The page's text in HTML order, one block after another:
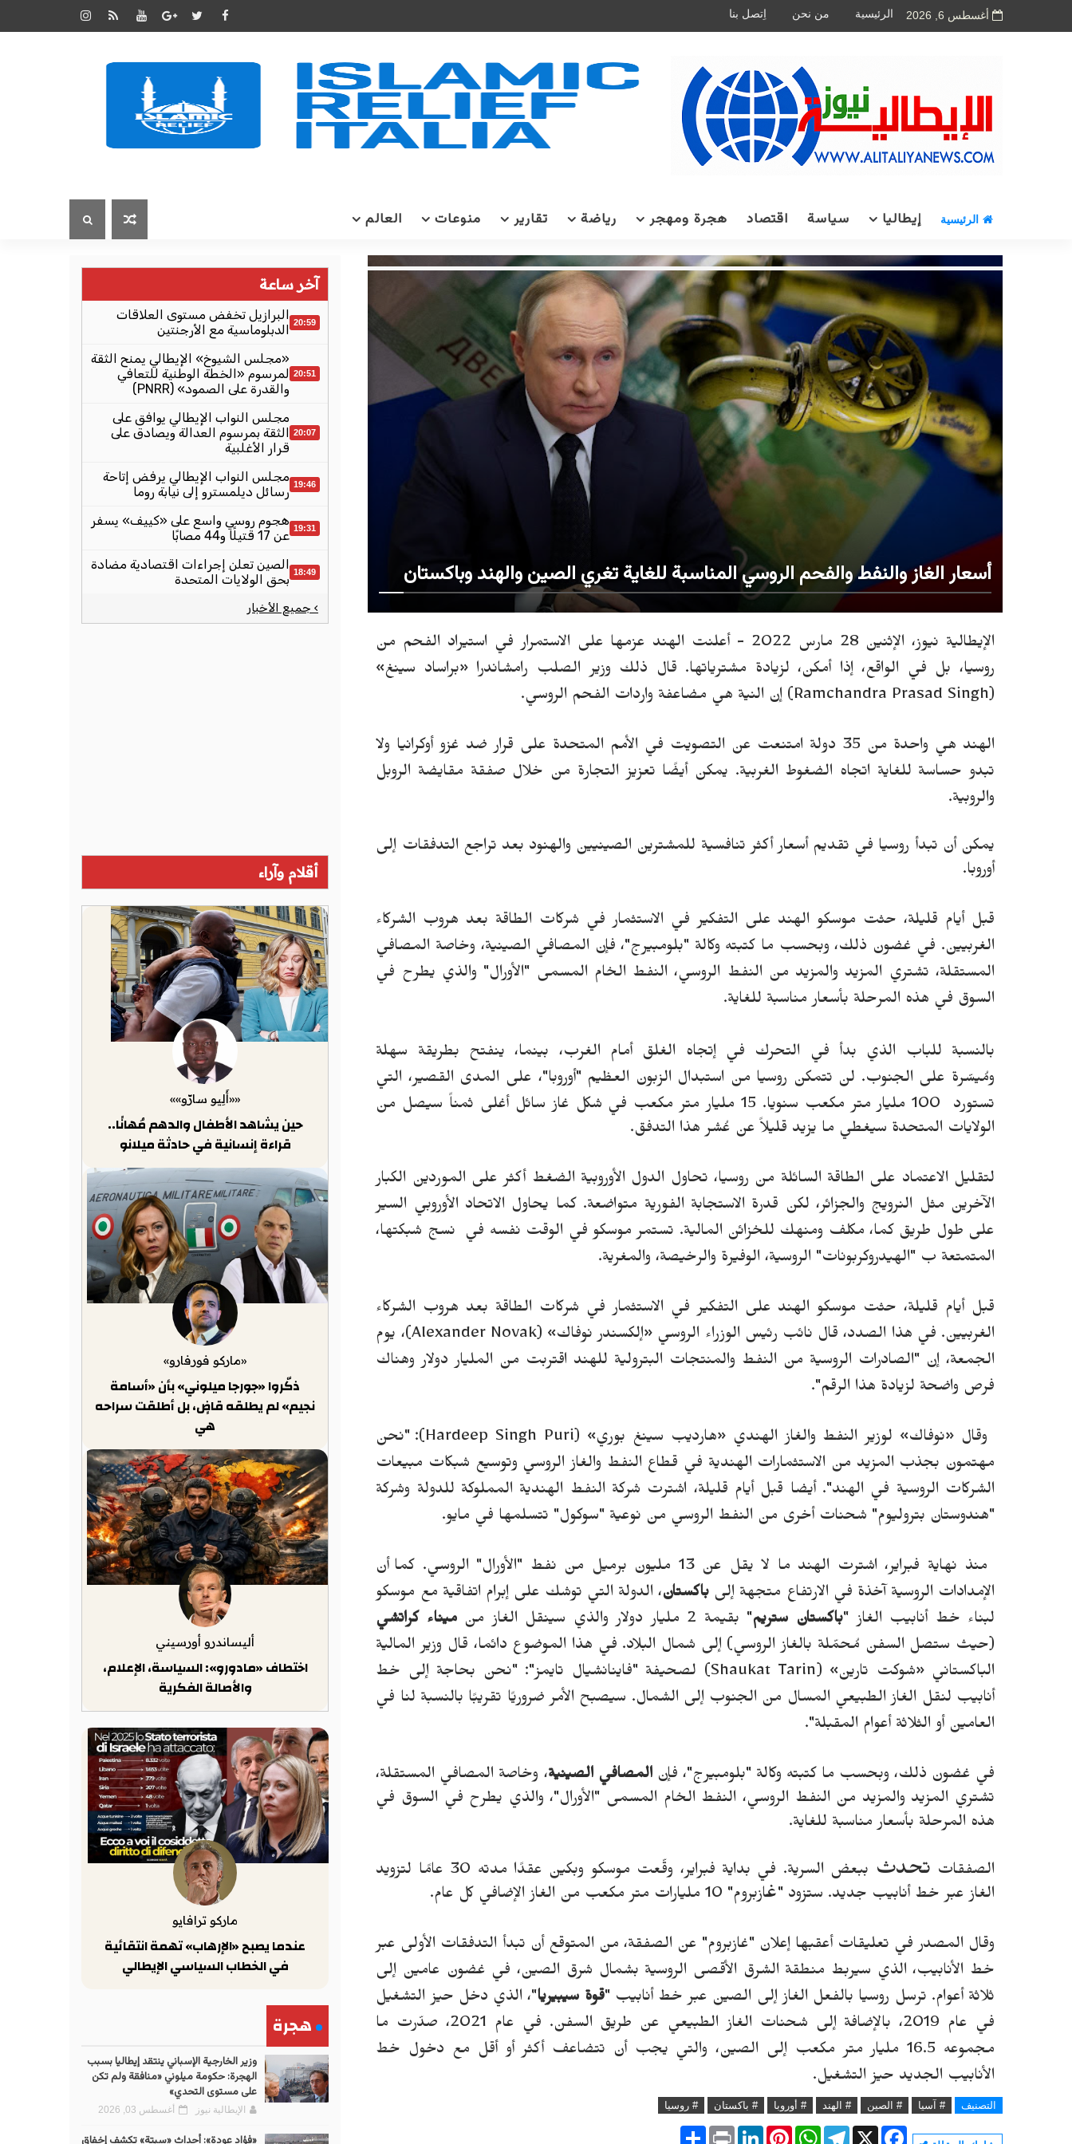
أغسطس 6, 2026 الرئيسية من نحن اِتصل بنا
الرئيسية إيطاليا سياسة اقتصاد هجرة ومهجر رياضة تقارير منوعات العالم
أسعار الغاز والنفط والفحم الروسي المناسبة للغاية تغري الصين والهند وباكستان
الإيطالية نيوز، الإثنين 28 مارس 2022 -
أعلنت الهند عزمها على الاستمرار في استيراد الفحم من
روسيا، بل في الواقع، إذا أمكن، لزيادة مشترياتها. قال ذلك وزير الصلب رامشاندرا«براساد سينغ»
(
Ramchandra Prasad Singh
) إن النية هي مضاعفة واردات الفحم الروسي.
الهند هي واحدة من 35 دولة امتنعت عن التصويت في الأمم المتحدة على قرار ضد غزو أوكرانيا ولا
تبدو حساسة للغاية اتجاه الضغوط الغربية. يمكن أيضًا تعزيز التجارة من خلال صفقة مقايضة الروبل
والروبية.
يمكن أن تبدأ روسيا في تقديم أسعار أكثر تنافسية للمشترين الصينيين والهنود بعد تراجع التدفقات إلى
أوروبا.
قبل أيام قليلة، حثت موسكو الهند على التفكير في الاستثمار في شركات الطاقة بعد هروب الشركاء
الغربيين. في غضون ذلك، وبحسب ما كتبته وكالة "بلومبيرج"، فإن المصافي الصينية، وخاصة المصافي
المستقلة، تشتري المزيد والمزيد من النفط الروسي، النفط الخام المسمى "الأورال" والذي يطرح في
السوق في هذه المرحلة بأسعار مناسبة للغاية.
بالنسبة للباب الذي بدأ في التحرك في إتجاه الغلق أمام الغرب، بينما،ينفتح بطريقة سهلة
ومُيسّرة على الجنوب. لن تتمكن روسيا من استبدال الزبون العظيم "أوروبا"، على المدى القصير، التي
تستورد 100 مليار متر مكعب سنويا.
15 مليار متر مكعب في شكل غاز سائل أغلى ثمناً سيصل من
الولايات المتحدة سيغطي ما يزيد قليلاً عن عُشر هذا التدفق.
لتقليل الاعتماد على الطاقة السائلة من روسيا، تحاول الدول الأوروبية الضغط أكثر على الموردين الكبار
الآخرين مثل النرويج والجزائر، لكن قدرة الاستجابة الفورية متواضعة. كما يحاول الاتحاد الأوروبي السير
على طول طريق كما، مكلف ومنهك للخزائن المالية. تستمر موسكو في الوقت نفسه في نسج شبكتها،
المتمتعة ب "الهيدروكربونات" الروسية، الوفيرة والرخيصة، والمغرية.
قبل أيام قليلة، حثت موسكو الهند على التفكير في الاستثمار في شركات الطاقة بعد هروب الشركاء
الغربيين. في هذا الصدد، قال نائب رئيس الوزراء الروسي «إلكسندرنوفاك»
(
Alexander Novak
)، يوم
الجمعة، إن "الصادرات الروسية من النفط والمنتجات البترولية للهند اقتربت من المليار دولار وهناك
فرص واضحة لزيادة هذا الرقم".
وقال «نوفاك» لوزير النفط والغاز الهندي«هارديب سينغ بوري»
(
Hardeep Singh Puri): "نحن
مهتمون بجذب المزيد من الاستثمارات الهندية في قطاع النفط والغاز الروسي وتوسيع شبكات مبيعات
الشركات الروسية في الهند".أيضا قبل أيام قليلة، اشترت شركة النفط الهندية المملوكة للدولة وشركة
"هندوستان بتروليوم" شحنات أخرى من النفط الروسي من نوعية "سوكول" تتسلمها في مايو.
منذ نهاية فبراير، اشترت الهند ما لا يقل عن 13 مليون برميل من نفط "الأورال" الروسي.
كما أن
الإمدادات الروسية آخذة في الارتفاع متجهة إلى باكستان، الدولة التي توشك على إبرام اتفاقية مع موسكو
لبناء خط أنابيب الغاز "باكستان ستريم" بقيمة 2 مليار دولار والذي سينقل الغاز من
ميناء كراتشي
(حيث ستصل السفن مُحمّلة بالغاز الروسي) إلى شمال البلاد. في هذا الموضوع دائما، قال وزير المالية
الباكستاني«شوكت تارين» (Shaukat Tarin) لصحيفة "فاينانشيال تايمز": "نحن بحاجة إلى خط
أنابيب لنقل الغاز الطبيعي المسال من الجنوب إلى الشمال. سيصبح الأمر ضروريًا تقريبًا بالنسبة لنا في
العامين أو الثلاثة أعوام المقبلة".
في غضون ذلك، وبحسب ما كتبته وكالة "بلومبيرج"، فإنالمصافي الصينية، وخاصة المصافي المستقلة،
تشتري المزيد والمزيد من النفط الروسي، النفط الخام المسمى "الأورال"، والذي يطرح في السوق في
هذه المرحلة بأسعار مناسبة للغاية.
الصفقات تحدث ببعض السرية. في بداية فبراير، وق
عت موسكو وبكين عقدًا مدته 30 عامًا لتزويد
الغاز عبر خط أنابيب جديد. ستزود "غازبروم" 10 مليارات متر مكعب من الغاز الإضافي كل عام.
وقال المصدر في تعليقات أعقبها إعلان "غازبروم" عن الصفقة، من المتوقع أن تبدأ التدفقات الأولى عبر
خط الأنابيب، الذي سيربط منطقة الشرق الأقصى الروسية بشمال شرق الصين، في غضون عامين إلى
ثلاثة أعوام. ترسل روسيا بالفعل الغاز إلى الصين عبر خط أنابيب "قوة سيبيريا"، الذي دخل حيز التشغيل
في عام 2019، بالإضافة إلى شحنات الغاز الطبيعي عن طريق السفن.
في عام 2021، صد
رت ما
مجموعه 16.5 مليار متر مكعب إلى الصين، والتي يجب أن تتضاعف أكثر أو أقل مع دخول خط
الأنابيب الجديد حيز التشغيل.
التصنيف # آسيا # الصين # الهند # أوروبا # باكستان # روسيا
S
P
L
P
W
T
X
F
آخر ساعة
20:59 البرازيل تخفض مستوى العلاقات
الدبلوماسية مع الأرجنتين
20:51
«مجلس الشيوخ» الإيطالي يمنح الثقة
لمرسوم «الخطة الوطنية للتعافي
والقدرة على الصمود» (PNRR)
20:07
مجلس النواب الإيطالي يوافق على
الثقة بمرسوم العدالة ويصادق على
قرار الأغلبية
19:46 مجلس النواب الإيطالي يرفض إتاحة
رسائل ديلمسترو إلى نيابة روما
19:31 هجوم روسي واسع على «كييف» يسفر
عن 17 قتيلًا و44 مصابًا
18:49 الصين تعلن إجراءات اقتصادية مضادة
بحق الولايات المتحدة
› جميع الأخبار
أقلام وآراء
««أَلِيو سارّو»»
حين يشاهد الأطفال والدهم مُهانًا..
قراءة إنسانية في حادثة ميلانو
«ماركو فورفارو»
ذكّروا «جورجا ميلوني» بأن «أسامة
نجيم» لم يطلقه قاضٍ، بل أطلقت سراحه
هي
أليساندرو أورسيني
اختطاف «مادورو»: السياسة، الإعلام،
والأصالة الفكرية
ماركو ترافايو
عندما يصبح «الإرهاب» تهمة انتقائية
في الخطاب السياسي الإيطالي
هجرة
وزير الخارجية الإسباني ينتقد إيطاليا بسبب
الهجرة: حكومة ميلوني «منافقة ولم تكن
على مستوى التحدي»
الإيطالية نيوز أغسطس 03, 2026
«فؤاد عودة»: أحداث «سبتة» تكشف إخفاق